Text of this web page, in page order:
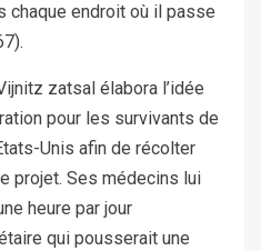
chaque endroit où il passe
zatsal élabora l’idée
pour les survivants de
Unis afin de récolter
projet. Ses médecins lui
heure par jour
qui pousserait une